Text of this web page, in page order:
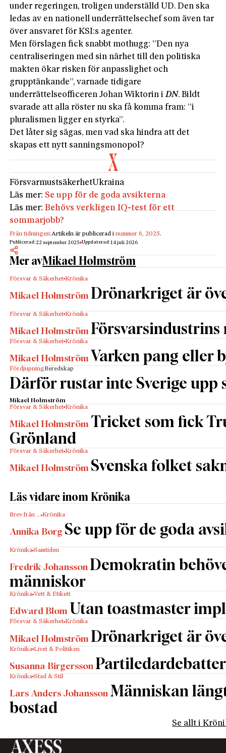
under regeringen, troligen underställd UD. Den ska
ledas av en nationell underrättelsechef som även tar
över ansvaret för KSI:s agenter.
Men förslagen fick snabbt mothugg: ”Den nya
centraliseringen med sin närhet till den politiska
makten ökar risken för anpasslighet och
grupptänkande”, varnade tidigare
underrättelseofficeren Johan Wiktorin iDN. Bildt
svarade att alla röster nu ska få komma fram: ”i
pluralismen ligger en styrka”.
Det låter sig sägas, men vad ska hindra att det
skapas ett nytt sanningsmonopol?
FörsvarmustsäkerhetUkraina
Läs mer: Se upp för de goda avsikterna
Läs mer:Behövs verkligen IQ-test för ett
sommarjobb?
Från tidningen:Artikeln är publicerad inummer 6, 2025.
Publicerad:22 september 2025 Uppdaterad:14 juli 2026
Mer avMikael Holmström
Försvar & Säkerhet Krönika
Mikael Holmström Drönarkriget är
Försvar & Säkerhet Krönika
Mikael Holmström Försvarsindustrins
Försvar & Säkerhet Krönika
Mikael Holmström Varken pang eller
FördjupningBeredskap
Därför rustar inte Sverige upp
Mikael Holmström
Försvar & Säkerhet Krönika
Mikael Holmström Tricket som fick
Grönland
Försvar & Säkerhet Krönika
Mikael Holmström Svenska folket
Läs vidare inom Krönika
Brev från … Krönika
Annika Borg Se upp för de goda
Krönika Samtiden
Fredrik Johansson Demokratin
människor
Krönika Vett & Etikett
Edward Blom Utan toastmaster
Försvar & Säkerhet Krönika
Mikael Holmström Drönarkriget är
Krönika Livet & Politiken
Susanna Birgersson
Krönika Stad & Stil
Lars Anders Johansson Människan
bostad
Se allt i